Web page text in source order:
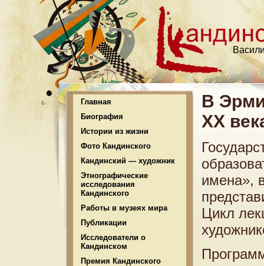
Главная
Биография
Истории из жизни
Фото Кандинского
Кандинский — художник
Этнографические
исследования
Кандинского
Работы в музеях мира
Публикации
Исследователи о
Кандинском
Премия Кандинского
В
XX
имена»,
Цикл